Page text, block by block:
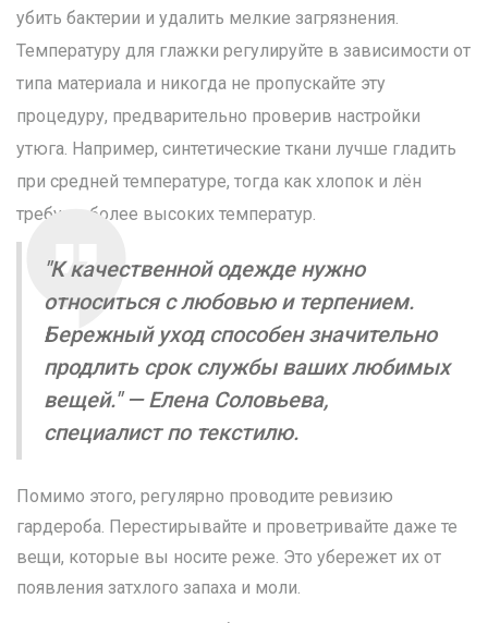
убить бактерии и удалить мелкие загрязнения.
Температуру для глажки регулируйте в зависимости от
типа материала и никогда не пропускайте эту
процедуру, предварительно проверив настройки
утюга. Например, синтетические ткани лучше гладить
при средней температуре, тогда как хлопок и лён
требуют более высоких температур.
"К качественной одежде нужно
относиться с любовью и терпением.
Бережный уход способен значительно
продлить срок службы ваших любимых
вещей." — Елена Соловьева,
специалист по текстилю.
Помимо этого, регулярно проводите ревизию
гардероба. Перестирывайте и проветривайте даже те
вещи, которые вы носите реже. Это убережет их от
появления затхлого запаха и моли.